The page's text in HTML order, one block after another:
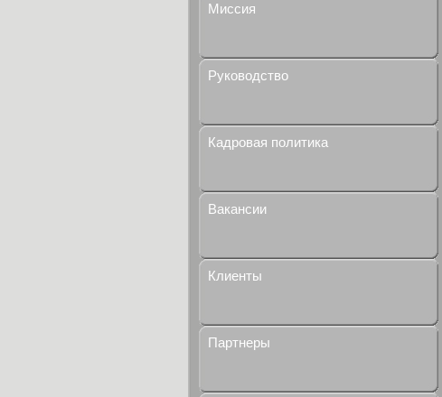
Миссия
Руководство
Кадровая политика
Вакансии
Клиенты
Партнеры